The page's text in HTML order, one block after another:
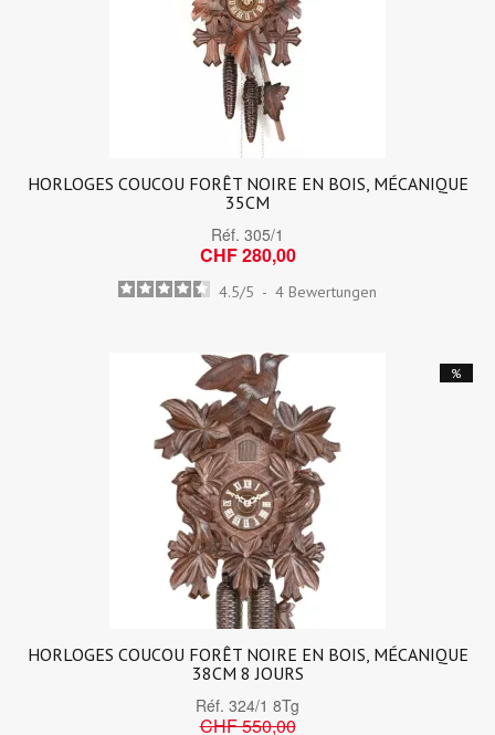
HORLOGES COUCOU FORÊT NOIRE EN BOIS, MÉCANIQUE
35CM
Réf. 305/1
CHF 280,00
4.5/5 - 4 Bewertungen
%
HORLOGES COUCOU FORÊT NOIRE EN BOIS, MÉCANIQUE
38CM 8 JOURS
Réf. 324/1 8Tg
CHF 550,00